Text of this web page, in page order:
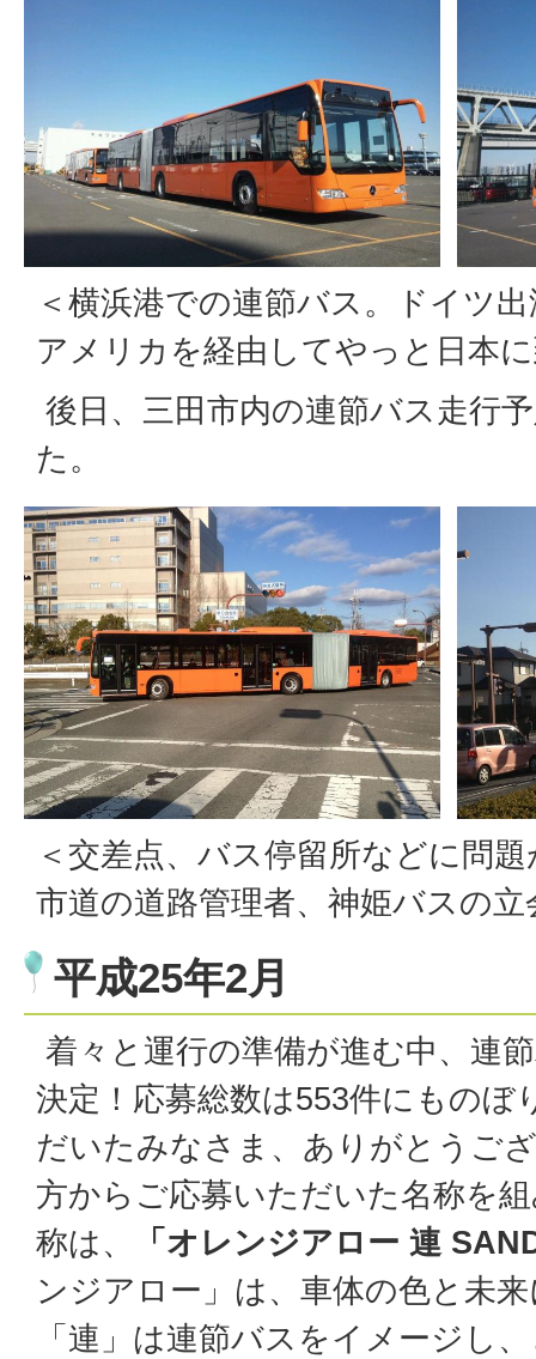
＜横浜港での連節バス。ドイツ
アメリカを経由してやっと日本
後日、三田市内の連節バス走行
た。
＜交差点、バス停留所などに問
市道の道路管理者、神姫バスの
平成25年2月
着々と運行の準備が進む中、連
決定！応募総数は553件にものぼ
だいたみなさま、ありがとうご
方からご応募いただいた名称を
称は、
「オレンジアロー 連
ンジアロー」は、車体の色と未
「連」は連節バスをイメージし